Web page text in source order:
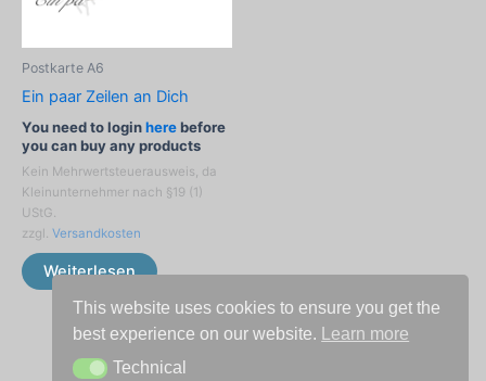
This website uses cookies to ensure you get the
best experience on our website.
Learn more
TechnicalTechnical
Postkarte A6
Ein paar Zeilen an Dich
You need to loginherebefore
you can buy any products
Kein Mehrwertsteuerausweis, da
Kleinunternehmer nach §19 (1)
UStG.
zzgl. Versandkosten
Weiterlesen